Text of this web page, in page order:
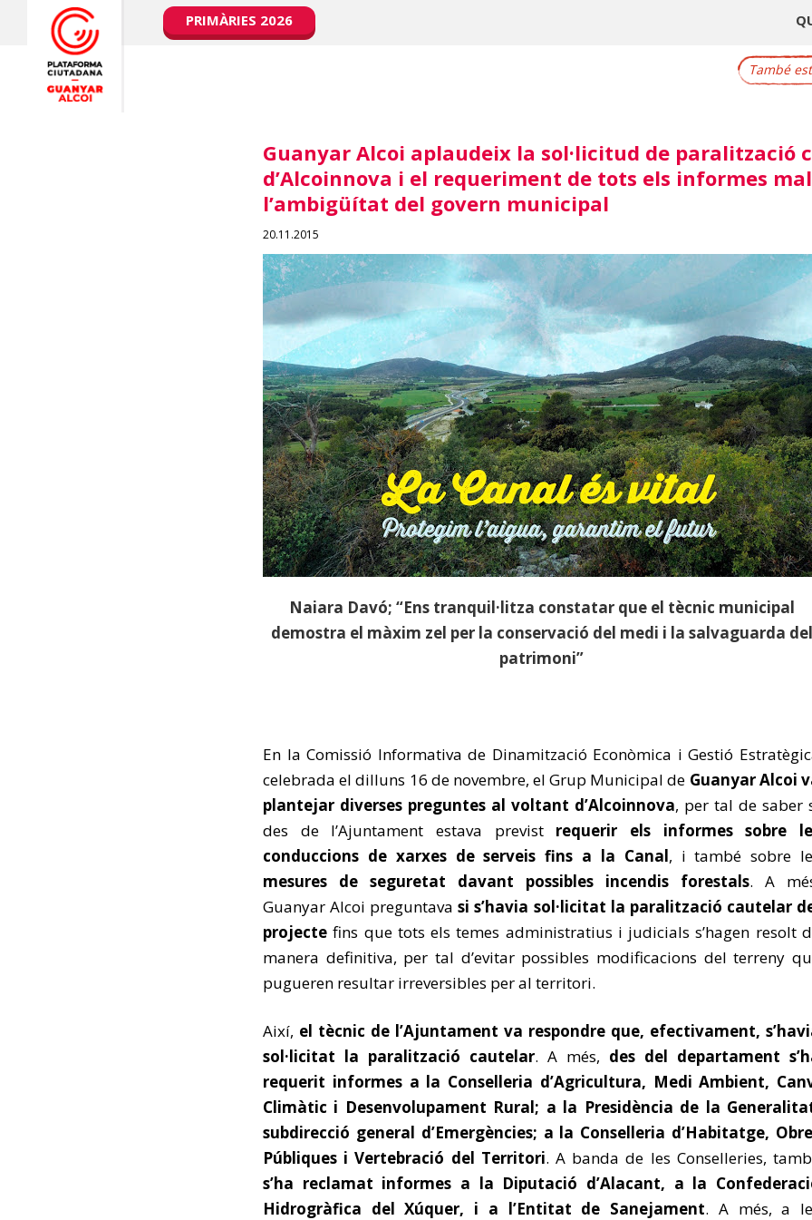
PRIMÀRIES 2026
També
Guanyar Alcoi aplaudeix la sol·licitud de paralització
d’Alcoinnova i el requeriment de tots els informes
l’ambigüítat del govern municipal
20.11.2015
Naiara Davó; “Ens tranquil·litza constatar que el tècnic municipal
demostra el màxim zel per la conservació del medi i la salvaguarda del
patrimoni”
En la Comissió Informativa de Dinamització Econòmica i Gestió
celebrada el dilluns 16 de novembre, el Grup Municipal de Guanyar Alcoi
plantejar diverses preguntes al voltant d’Alcoinnova, per tal de saber
des de l’Ajuntament estava previst requerir els informes sobre
conduccions de xarxes de serveis fins a la Canal, i també sobre
mesures de seguretat davant possibles incendis forestals. A
Guanyar Alcoi preguntavasi s’havia sol·licitat la paralització cautelar
projecte fins que tots els temes administratius i judicials s’hagen resolt
manera definitiva, per tal d’evitar possibles modificacions del terreny
pugueren resultar irreversibles per al territori.
Així, el tècnic de l’Ajuntament va respondre que, efectivament,
sol·licitat la paralització cautelar. A més, des del departament
requerit informes a la Conselleria d’Agricultura, Medi Ambient,
Climàtic i Desenvolupament Rural; a la Presidència de la
subdirecció general d’Emergències; a la Conselleria d’Habitatge,
Públiques i Vertebració del Territori. A banda de les Conselleries,
s’ha reclamat informes a la Diputació d’Alacant, a la
Hidrogràfica del Xúquer, i a l’Entitat de Sanejament. A més, a